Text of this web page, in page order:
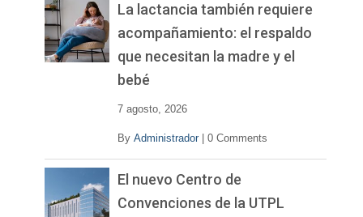
La lactancia también requiere
acompañamiento: el respaldo
que necesitan la madre y el
bebé
7 agosto, 2026
By Administrador 0 Comments
El nuevo Centro de
Convenciones de la UTPL